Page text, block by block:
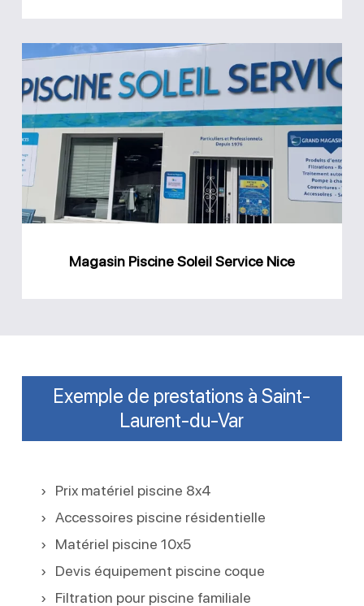
Piscine
Soleil
Service
Nice
Magasin Piscine Soleil Service Nice
Exemple de prestations à Saint-
Laurent-du-Var
Prix matériel piscine 8x4
Accessoires piscine résidentielle
Matériel piscine 10x5
Devis équipement piscine coque
Filtration pour piscine familiale